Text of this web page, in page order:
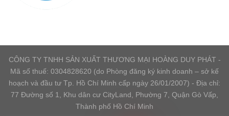
CÔNG TY TNHH SẢN XUẤT THƯƠNG MẠI HOÀNG DUY PHÁT -
Mã số thuế: 0304828620 (do Phòng đăng ký kinh doanh – sở kế
hoạch và đầu tư Tp. Hồ Chí Minh cấp ngày 26/01/2007) - Địa chỉ:
77 Đường số 1, Khu dân cư CityLand, Phường 7, Quận Gò Vấp,
Thành phố Hồ Chí Minh